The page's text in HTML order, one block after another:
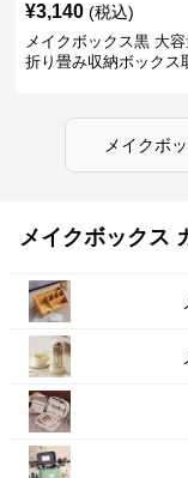
¥3,140 (税込)
メイクボックス黒 大
折り畳み収納ボックス
メイクボ
メイクボックス